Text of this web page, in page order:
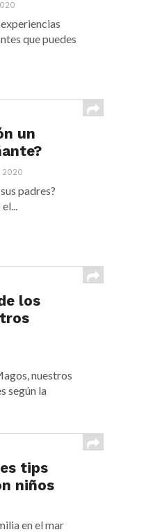
que puedes
un
2020
padres?
los
nuestros
según la
tips
niños
en el mar